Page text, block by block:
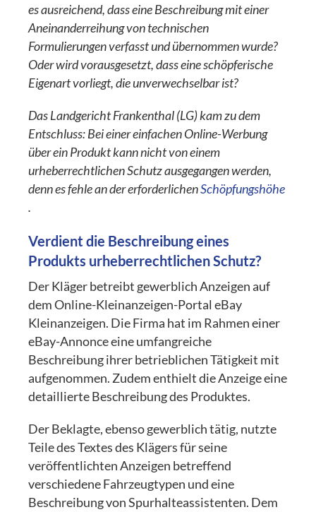
es ausreichend, dass eine Beschreibung mit einer
Aneinanderreihung von technischen
Formulierungen verfasst und übernommen wurde?
Oder wird vorausgesetzt, dass eine schöpferische
Eigenart vorliegt, die unverwechselbar ist?
Das Landgericht Frankenthal (LG) kam zu dem
Entschluss: Bei einer einfachen Online-Werbung
über ein Produkt kann nicht von einem
urheberrechtlichen Schutz ausgegangen werden,
denn es fehle an der erforderlichenSchöpfungshöhe
.
Verdient die Beschreibung eines
Produkts urheberrechtlichen Schutz?
Der Kläger betreibt gewerblich Anzeigen auf
dem Online-Kleinanzeigen-Portal eBay
Kleinanzeigen. Die Firma hat im Rahmen einer
eBay-Annonce eine umfangreiche
Beschreibung ihrer betrieblichen Tätigkeit mit
aufgenommen. Zudem enthielt die Anzeige eine
detaillierte Beschreibung des Produktes.
Der Beklagte, ebenso gewerblich tätig, nutzte
Teile des Textes des Klägers für seine
veröffentlichten Anzeigen betreffend
verschiedene Fahrzeugtypen und eine
Beschreibung von Spurhalteassistenten. Dem